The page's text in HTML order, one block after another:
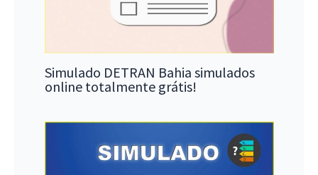
Simulado DETRAN Bahia simulados
online totalmente grátis!